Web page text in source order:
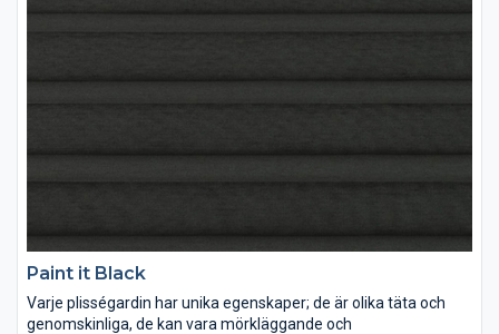
Paint it Black
Varje plisségardin har unika egenskaper; de är olika täta och
genomskinliga, de kan vara mörkläggande och